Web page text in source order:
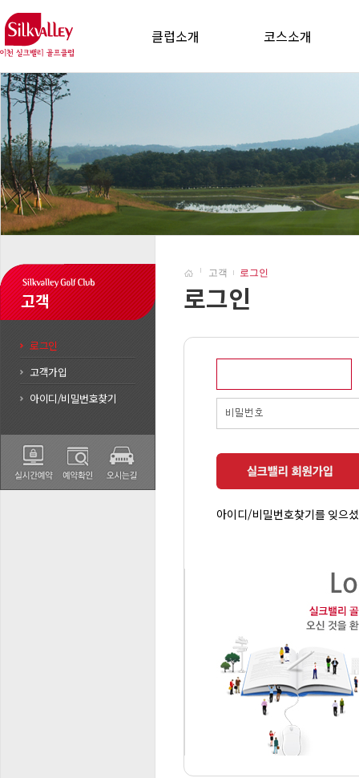
클럽소개 코스소개
고객
로그인
고객가입
아이디/비밀번호찾기
고객 로그인
로그인
아이디/비밀번호찾기를 잊으